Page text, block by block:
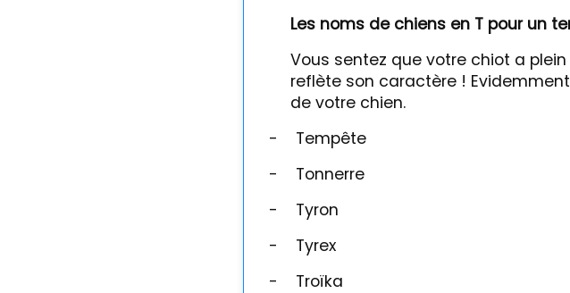
Les noms de chiens en T pour un
Vous sentez que votre chiot a
reflète son caractère !
de votre chien.
-
Tempête
-
Tonnerre
-
Tyron
-
Tyrex
-
Troïka